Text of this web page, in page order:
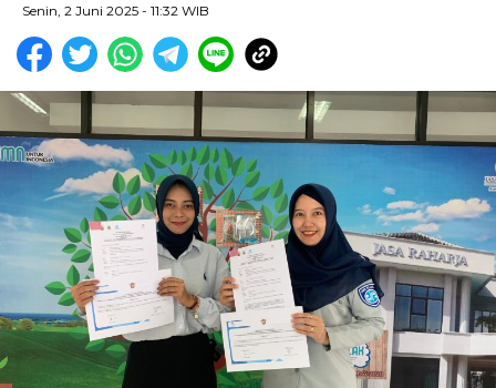
Senin, 2 Juni 2025 - 11:32 WIB